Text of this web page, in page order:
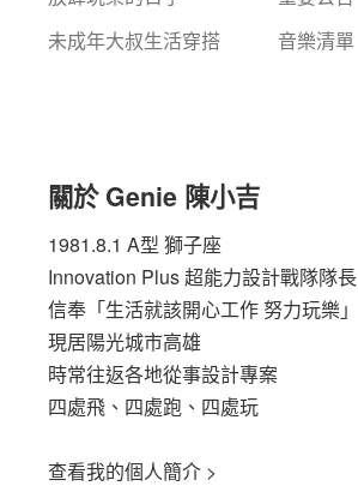
未成年大叔生活穿搭
音樂清單
關於 Genie 陳小吉
1981.8.1 A型 獅子座
Innovation Plus超能力設計戰隊隊長
信奉「生活就該開心工作 努力玩樂」
現居陽光城市高雄
時常往返各地從事設計專案
四處飛、四處跑、四處玩
查看我的個人簡介 >